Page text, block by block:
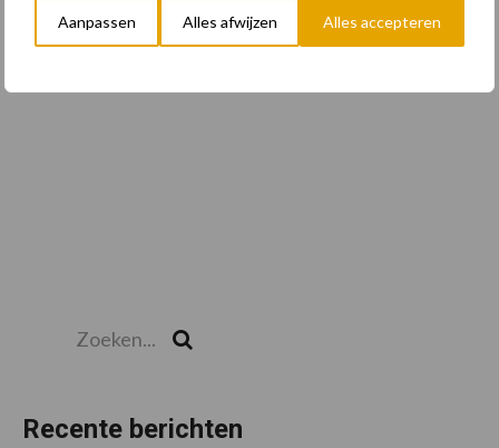
Aanpassen Alles afwijzen Alles accepteren
Toon meer
Recente berichten